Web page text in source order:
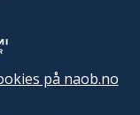
på naob.no